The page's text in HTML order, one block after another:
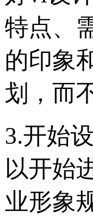
特点、
的印象
划，而
3.开始
以开始
业形象